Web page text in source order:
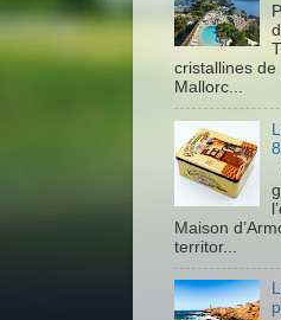
cristallines
Mallorc...
Maison
territor...